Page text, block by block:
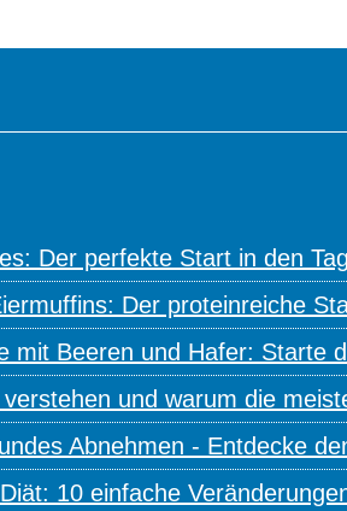
Der perfekte Start in den
Der proteinreiche
mit Beeren und Hafer: Starte
und warum die
Abnehmen - Entdecke
10 einfache